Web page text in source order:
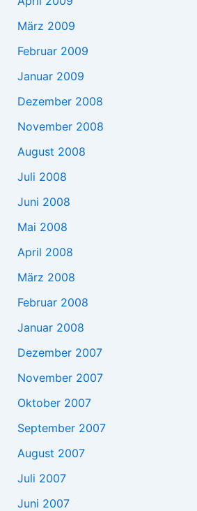
März 2009
Februar 2009
Januar 2009
Dezember 2008
November 2008
August 2008
Juli 2008
Juni 2008
Mai 2008
April 2008
März 2008
Februar 2008
Januar 2008
Dezember 2007
November 2007
Oktober 2007
September 2007
August 2007
Juli 2007
Juni 2007